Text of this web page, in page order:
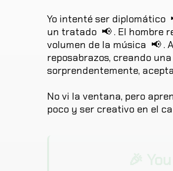
Yo intenté ser diplomático
un tratado 📢 . El hombre
volumen de la música 📢 .
reposabrazos, creando una
sorprendentemente,
No vi la ventana, pero
poco y ser creativo en el